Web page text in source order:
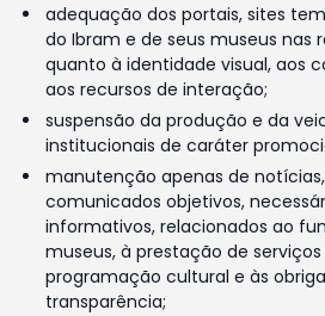
adequação dos portais, sites
do Ibram e de seus museus nas
quanto à identidade visual, aos
aos recursos de interação;
suspensão da produção e da
institucionais de caráter
manutenção apenas de
comunicados objetivos,
informativos, relacionados ao
museus, à prestação de serviços
programação cultural e às
transparência;